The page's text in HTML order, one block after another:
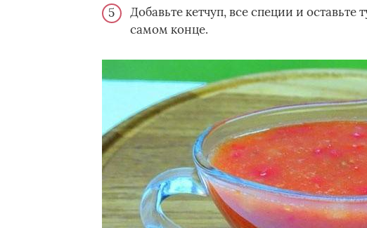
Добавьте кетчуп, все специи и
самом конце.